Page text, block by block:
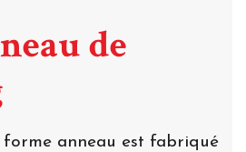
de
anneau est fabriqué